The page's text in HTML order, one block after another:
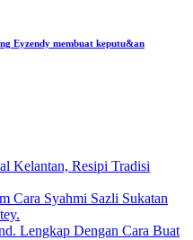
Eyzendy membuat keputu&an
Kelantan, Resipi Tradisi
Cara Syahmi Sazli Sukatan
Lengkap Dengan Cara Buat